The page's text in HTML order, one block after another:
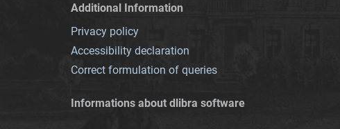
Additional Information
Privacy policy
Accessibility declaration
Correct formulation of queries
Informations about dlibra software